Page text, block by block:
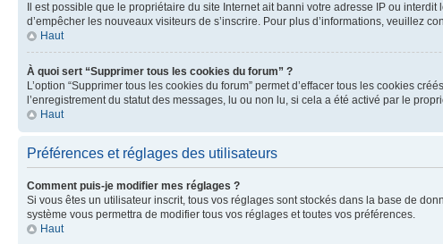
Il est possible que le propriétaire du site Internet ait banni votre adresse IP ou
d’empêcher les nouveaux visiteurs de s’inscrire. Pour plus d’informations, veuillez
Haut
À quoi sert “Supprimer tous les cookies du forum” ?
L’option “Supprimer tous les cookies du forum” permet d’effacer tous les cookies
l’enregistrement du statut des messages, lu ou non lu, si cela a été activé par le
Haut
Préférences et réglages des utilisateurs
Comment puis-je modifier mes réglages ?
Si vous êtes un utilisateur inscrit, tous vos réglages sont stockés dans la base de
système vous permettra de modifier tous vos réglages et toutes vos préférences.
Haut